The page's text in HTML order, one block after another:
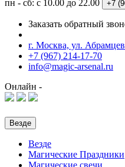
пн - сб: с 10.00 до 22.00 +7
Заказать обратный
г. Москва, ул.
+7 (967) 214-17-70
info@magic-arsenal.ru
Онлайн -
Везде
Везде
Магические Праздники
Магические свечи